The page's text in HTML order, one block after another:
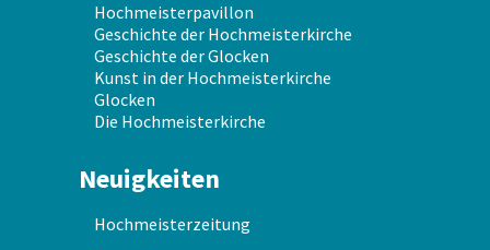
Hochmeisterpavillon
Geschichte der Hochmeisterkirche
Geschichte der Glocken
Kunst in der Hochmeisterkirche
Glocken
Die Hochmeisterkirche
Neuigkeiten
Hochmeisterzeitung